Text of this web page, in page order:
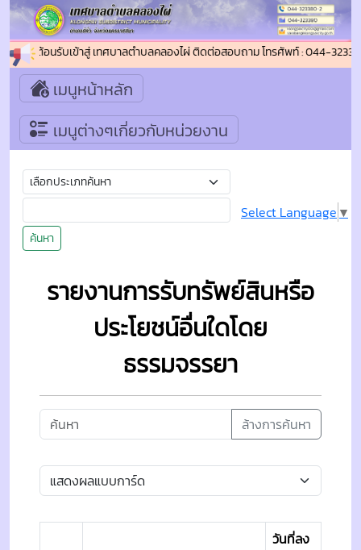
ยินดีต้อนรับเข้าสู่ เทศบาลตำบลคลองไผ่ ติดต่อสอบถาม โทรศัพท์ : 044-
เมนูหน้าหลัก
เมนูต่างๆเกี่ยวกับหน่วยงาน
ค้นหา
Select Language ▼
รายงานการรับทรัพย์สินหรือ
ประโยชน์อื่นใดโดย
ธรรมจรรยา
ล้างการค้นหา
วันที่ลง